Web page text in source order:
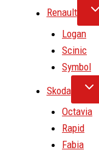
Renault
Logan
Scinic
Symbol
Skoda
Octavia
Rapid
Fabia